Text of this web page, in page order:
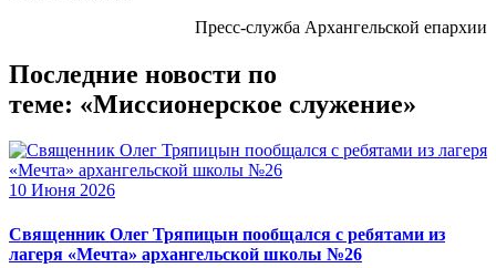
Пресс-служба Архангельской епархии
Последние новости по
теме: «Миссионерское служение»
10 Июня 2026
Священник Олег Тряпицын пообщался с ребятами из
лагеря «Мечта» архангельской школы №26